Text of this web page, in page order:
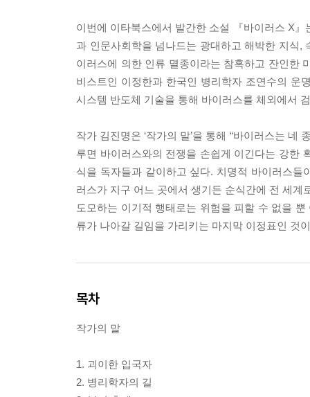
이번에 이타북스에서 발간한 소설 『바이러스 X
과 인문사회학을 넘나드는 광대하고 해박한 지식
이러스에 의한 인류 멸종이라는 참혹하고 잔인한
비스트인 이정한과 한국인 병리학자 조연수의 운
시스템 반도체 기술을 통해 바이러스를 체외에서
작가 김진명은 ‘작가의 말’을 통해 “바이러스는
루면 바이러스와의 전쟁을 손쉽게 이긴다는 강한
식을 독자들과 같이하고 싶다. 치명적 바이러스
러스가 지구 어느 곳에서 생기든 순식간에 전 세
도모하는 이기적 행태로는 위험을 피할 수 없을
류가 나아갈 길임을 가리키는 마지막 이정표인 것
목차
작가의 말
1. 괴이한 입국자
2. 병리학자의 길